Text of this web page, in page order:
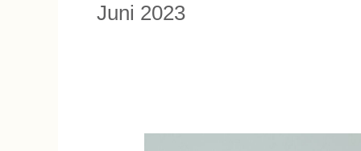
Juni 2023